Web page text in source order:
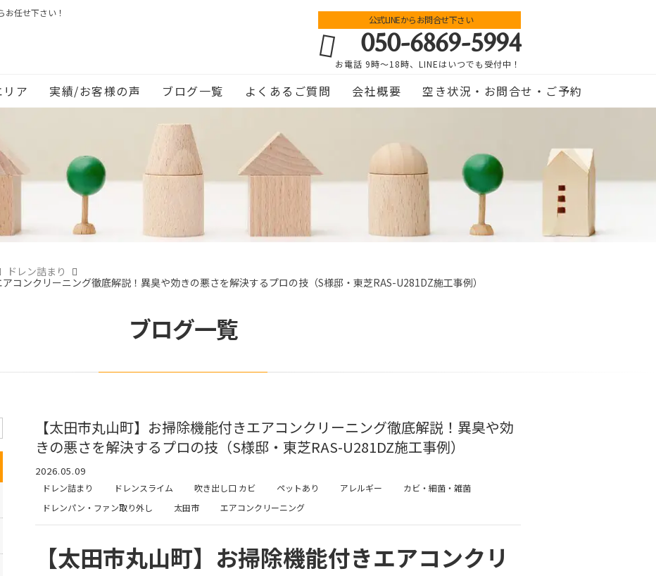
任せ下さい！
公式LINEからお問合せ下さい
050-6869-5994
お電話 9時～18時、LINEはいつでも受付中！
ア 実績/お客様の声 ブログ一覧 よくあるご質問 会社概要 空き状況・お問合せ・ご予約
ドレン詰まり
コンクリーニング徹底解説！異臭や効きの悪さを解決するプロの技（S様邸・東芝RAS-U281DZ施工事例）
ブログ一覧
【太田市丸山町】お掃除機能付きエアコンクリーニング徹底解説！異臭や効
きの悪さを解決するプロの技（S様邸・東芝RAS-U281DZ施工事例）
2026.05.09
ドレン詰まり ドレンスライム 吹き出し口 カビ ペットあり アレルギー
カビ・細菌・雑菌
ドレンパン・ファン取り外し
太田市 エアコンクリーニング
【太田市丸山町】お掃除機能付きエアコンクリ